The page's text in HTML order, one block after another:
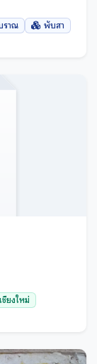
ราณ
พับสา
ยงใหม่